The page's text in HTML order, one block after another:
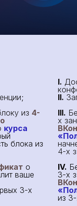
из 4-
курса
блока из
о
ваше
3-х
I.
II.
III.
х
4-х
IV.
3-х
из